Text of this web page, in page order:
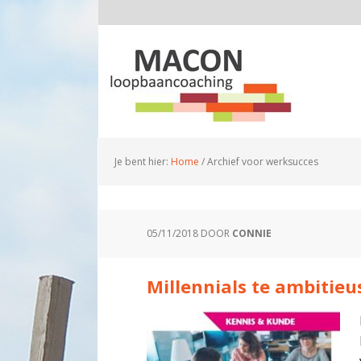
Je bent hier: Home /Archief voor werksucces
05/11/2018 DOOR CONNIE
Millennials te